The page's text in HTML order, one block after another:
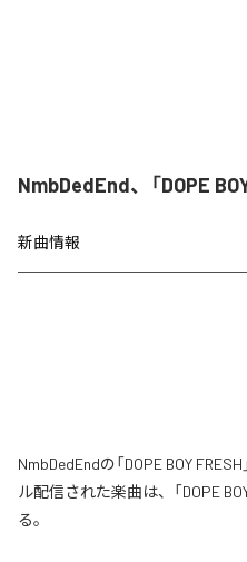
NmbDedEnd、「DOPE
新曲情報
NmbDedEndの「DOPE BOY
ル配信された楽曲は、「DOPE
る。